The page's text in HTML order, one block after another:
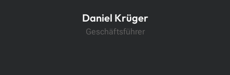
Daniel Krüger
Geschäftsführer